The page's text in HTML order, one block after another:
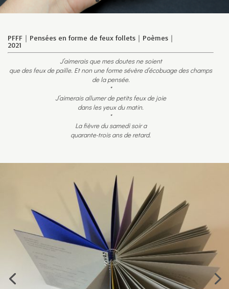
PFFF｜Pensées en forme de feux follets｜Poèmes｜
2021
J’aimerais que mes doutes ne soient
que des feux de paille. Et non une forme sévère d’écobuage des champs
de la pensée.
*
J’aimerais allumer de petits feux de joie
dans les yeux du matin.
*
La fièvre du samedi soir a
quarante-trois ans de retard.